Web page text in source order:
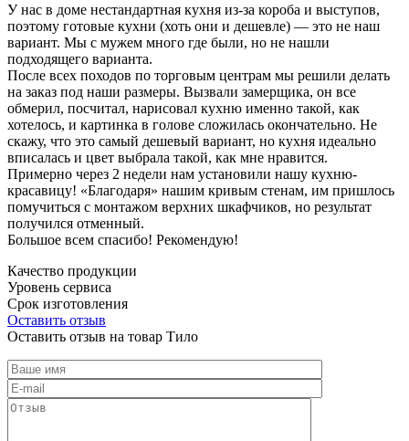
У нас в доме нестандартная кухня из-за короба и выступов,
поэтому готовые кухни (хоть они и дешевле) — это не наш
вариант. Мы с мужем много где были, но не нашли
подходящего варианта.
После всех походов по торговым центрам мы решили делать
на заказ под наши размеры. Вызвали замерщика, он все
обмерил, посчитал, нарисовал кухню именно такой, как
хотелось, и картинка в голове сложилась окончательно. Не
скажу, что это самый дешевый вариант, но кухня идеально
вписалась и цвет выбрала такой, как мне нравится.
Примерно через 2 недели нам установили нашу кухню-
красавицу! «Благодаря» нашим кривым стенам, им пришлось
помучиться с монтажом верхних шкафчиков, но результат
получился отменный.
Большое всем спасибо! Рекомендую!
Качество продукции
Уровень сервиса
Срок изготовления
Оставить отзыв
Оставить отзыв на товар Тило